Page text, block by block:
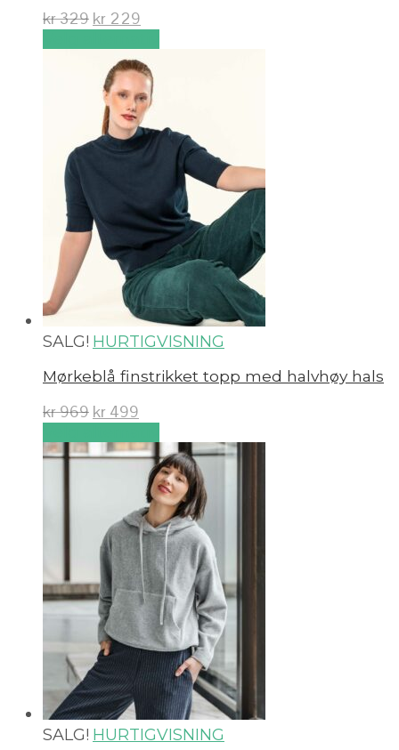
kr329 kr 229
SALG! HURTIGVISNING
Mørkeblå finstrikket topp med halvhøy hals
kr969 kr 499
SALG! HURTIGVISNING